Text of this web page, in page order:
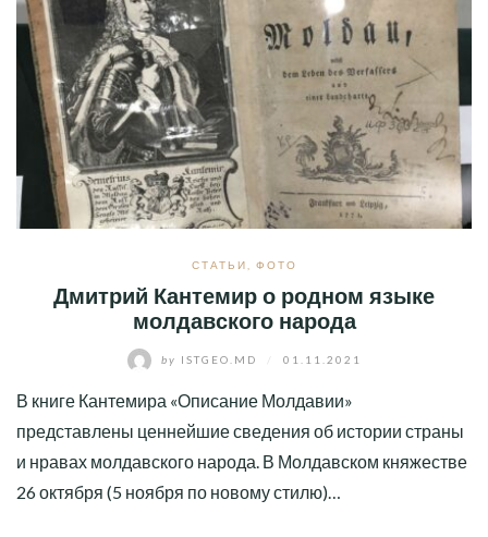
СТАТЬИ ФОТО
Дмитрий Кантемир о родном языке
молдавского народа
by ISTGEO.MD 01.11.2021
В книге Кантемира «Описание Молдавии»
представлены ценнейшие сведения об истории страны
и нравах молдавского народа. В Молдавском княжестве
26 октября (5 ноября по новому стилю)…